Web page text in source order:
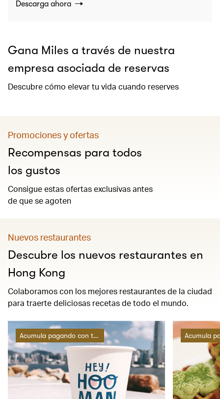
Descarga ahora
Gana Miles a través de nuestra
empresa asociada de reservas
Descubre cómo elevar tu vida cuando reserves
Promociones y ofertas
Recompensas para todos
los gustos
Consigue estas ofertas exclusivas antes
de que se agoten
Nuevos restaurantes
Descubre los nuevos restaurantes en
Hong Kong
Colaboramos con los mejores restaurantes de la ciudad
para traerte deliciosas recetas de todo el mundo.
Acumula pagando con tarjeta